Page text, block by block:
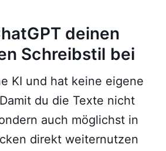
deinen
Schreibstil bei
KI und hat keine eigene
du die Texte nicht
auch möglichst in
direkt weiternutzen